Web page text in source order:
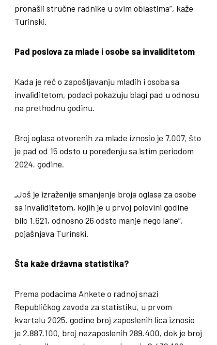
pronašli stručne radnike u ovim oblastima”, kaže
Turinski.
Pad poslova za mlade i osobe sa invaliditetom
Kada je reč o zapošljavanju mladih i osoba sa
invaliditetom, podaci pokazuju blagi pad u odnosu
na prethodnu godinu.
Broj oglasa otvorenih za mlade iznosio je 7.007, što
je pad od 15 odsto u poređenju sa istim periodom
2024. godine.
„Još je izraženije smanjenje broja oglasa za osobe
sa invaliditetom, kojih je u prvoj polovini godine
bilo 1.621, odnosno 26 odsto manje nego lane”,
pojašnjava Turinski.
Šta kaže državna statistika?
Prema podacima Ankete o radnoj snazi
Republičkog zavoda za statistiku, u prvom
kvartalu 2025. godine broj zaposlenih lica iznosio
je 2.887.100, broj nezaposlenih 289.400, dok je broj